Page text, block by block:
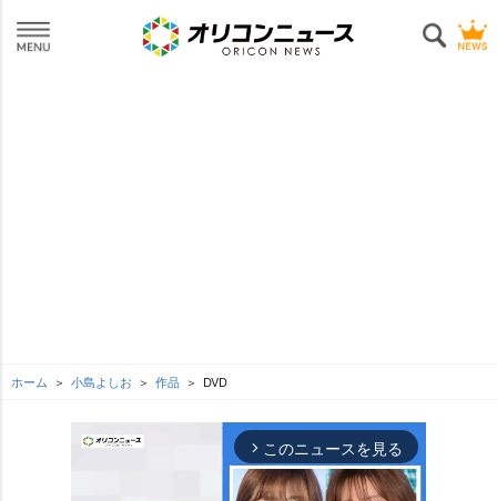
ホーム 小島よしお 作品 DVD
arrow_forward_ios このニュースを見る